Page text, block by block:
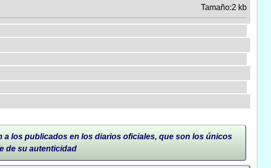
Tamaño:2 kb
los publicados en los diarios oficiales, que son los únicos
de su autenticidad